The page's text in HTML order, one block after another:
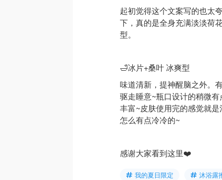
起初觉得这个文案写的也太
下，真的是全身充满淡淡荷
型。
🛁冰片+桑叶 冰爽型
味道清新，提神醒脑之外。
驱走睡意~瓶口设计的稍微
丰富~皮肤使用完的感觉就
怎么有点冷冷的~
感谢大家看到这里❤️
我的夏日限定
沐浴露